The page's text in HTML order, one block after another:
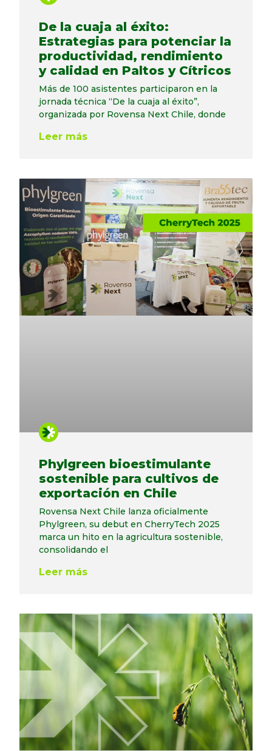
De la cuaja al éxito:
Estrategias para potenciar la
productividad, rendimiento
y calidad en Paltos y Cítricos
Más de 100 asistentes participaron en la
jornada técnica “De la cuaja al éxito”,
organizada por Rovensa Next Chile, donde
Leer más
Phylgreen bioestimulante
sostenible para cultivos de
exportación en Chile
Rovensa Next Chile lanza oficialmente
Phylgreen, su debut en CherryTech 2025
marca un hito en la agricultura sostenible,
consolidando el
Leer más